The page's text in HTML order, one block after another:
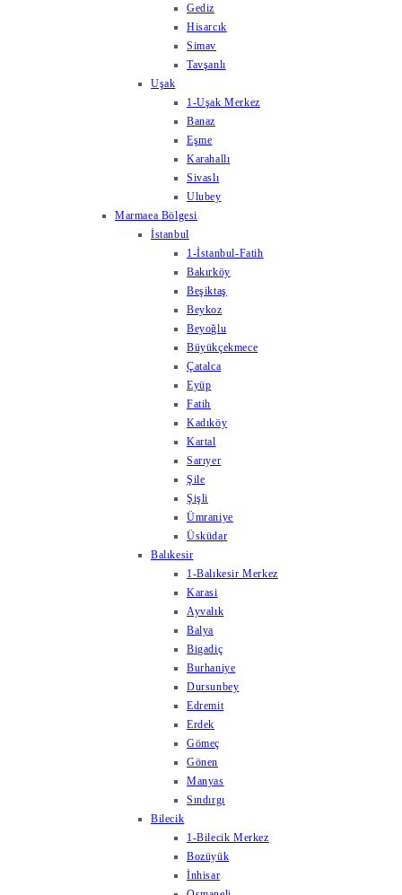
Gediz
Hisarcık
Simav
Tavşanlı
Uşak
1-Uşak Merkez
Banaz
Eşme
Karahallı
Sivaslı
Ulubey
Marmaea Bölgesi
İstanbul
1-İstanbul-Fatih
Bakırköy
Beşiktaş
Beykoz
Beyoğlu
Büyükçekmece
Çatalca
Eyüp
Fatih
Kadıköy
Kartal
Sarıyer
Şile
Şişli
Ümraniye
Üsküdar
Balıkesir
1-Balıkesir Merkez
Karasi
Ayvalık
Balya
Bigadiç
Burhaniye
Dursunbey
Edremit
Erdek
Gömeç
Gönen
Manyas
Sındırgı
Bilecik
1-Bilecik Merkez
Bozüyük
İnhisar